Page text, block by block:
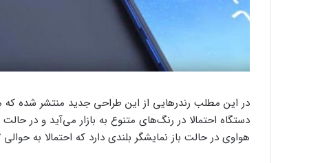
در این مطلب رندرهایی از این طراحی جدید منتشر شده
دستگاه احتمالا در رنگ‌های متنوع به بازار می‌آید و در
هواوی در حالت باز نمایشگر بلندی دارد که احتمالا به حوالی ۶.۷ اینچ می‌رسد.